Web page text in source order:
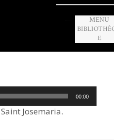
MENU
E
00:00
Josemaria.